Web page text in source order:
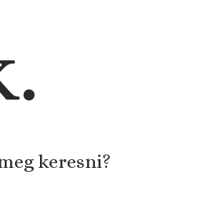
keresni?